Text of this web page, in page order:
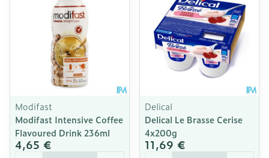
Modifast
Modifast Intensive Coffee
Flavoured Drink 236ml
4,65 €
Delical
Delical Le Brasse Cerise
4x200g
11,69 €